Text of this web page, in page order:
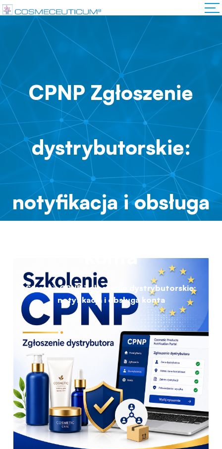
CPNP Zgłoszenie
dystrybutorskie:
notyfikacja i obsługa
Start
CPNP Zgłoszenie dystrybutorskie:
notyfikacja i obsługa konta